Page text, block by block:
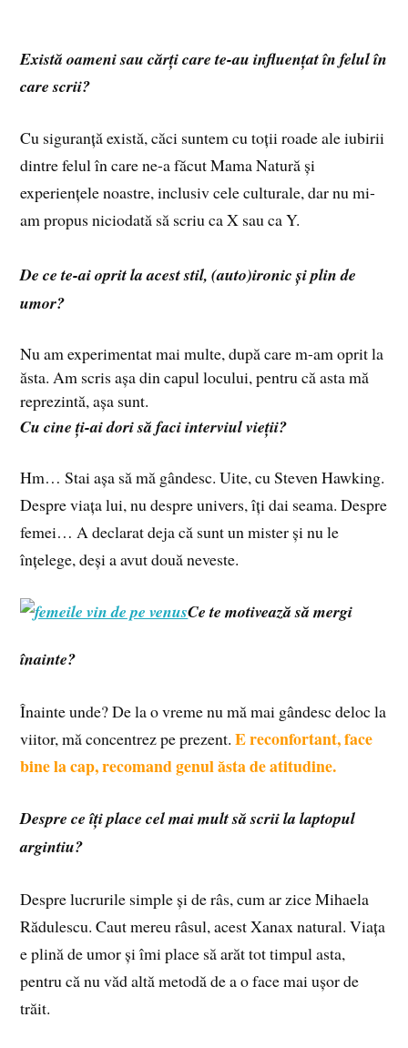
Există oameni sau cărți care te-au influențat în felul în
care scrii?
Cu siguranță există, căci suntem cu toții roade ale iubirii
dintre felul în care ne-a făcut Mama Natură și
experiențele noastre, inclusiv cele culturale, dar nu mi-
am propus niciodată să scriu ca X sau ca Y.
De ce te-ai oprit la acest stil, (auto)ironic și plin de
umor?
Nu am experimentat mai multe, după care m-am oprit la
ăsta. Am scris așa din capul locului, pentru că asta mă
reprezintă, așa sunt.
Cu cine ți-ai dori să faci interviul vieții?
Hm… Stai așa să mă gândesc. Uite, cu Steven Hawking.
Despre viața lui, nu despre univers, îți dai seama. Despre
femei… A declarat deja că sunt un mister și nu le
înțelege, deși a avut două neveste.
Ce te motivează să mergi
înainte?
Înainte unde? De la o vreme nu mă mai gândesc deloc la
viitor, mă concentrez pe prezent.E reconfortant, face
bine la cap, recomand genul ăsta de atitudine.
Despre ce îți place cel mai mult să scrii la laptopul
argintiu?
Despre lucrurile simple și de râs, cum ar zice Mihaela
Rădulescu. Caut mereu râsul, acest Xanax natural. Viața
e plină de umor și îmi place să arăt tot timpul asta,
pentru că nu văd altă metodă de a o face mai ușor de
trăit.